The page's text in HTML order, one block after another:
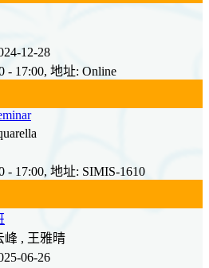
12-28
- 17:00, 地址: Online
- 17:00, 地址: SIMIS-1610
峰 , 王雅晴
06-26